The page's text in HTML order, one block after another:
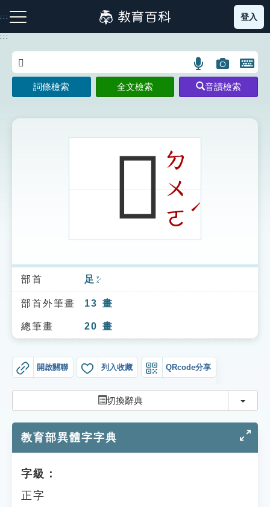
到
主
:::
注音索引圖示 筆畫索引圖示 部首索引表圖示
索引選單
知識索引
單字索引
貓頭鷹博士
登入
:::
語
言
搜
示
圖
片
搜
開
鍵
圖
詞條檢索 全文檢索 音讀檢索
𨆅ㄉ
ㄨ
ㄛ
ˊ
部首 足 ㄗㄨˊ
部首外筆畫 13 畫
總筆畫 20 畫
開啟關聯 列入收藏 QRcode分享
切換辭典 切換
教育部異體字字典
字級：
正字